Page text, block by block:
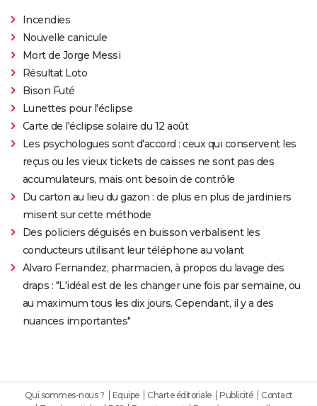
Incendies
Nouvelle canicule
Mort de Jorge Messi
Résultat Loto
Bison Futé
Lunettes pour l'éclipse
Carte de l'éclipse solaire du 12 août
Les psychologues sont d'accord : ceux qui conservent les
reçus ou les vieux tickets de caisses ne sont pas des
accumulateurs, mais ont besoin de contrôle
Du carton au lieu du gazon : de plus en plus de jardiniers
misent sur cette méthode
Des policiers déguisés en buisson verbalisent les
conducteurs utilisant leur téléphone au volant
Alvaro Fernandez, pharmacien, à propos du lavage des
draps : "L'idéal est de les changer une fois par semaine, ou
au maximum tous les dix jours. Cependant, il y a des
nuances importantes"
Qui sommes-nous ? Equipe Charte éditoriale Publicité
Contact